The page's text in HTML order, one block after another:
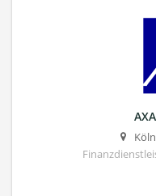
Köln